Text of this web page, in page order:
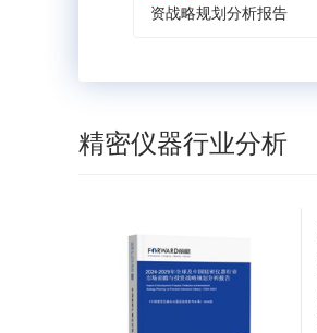
资战略规划分析报告
精密仪器行业分析